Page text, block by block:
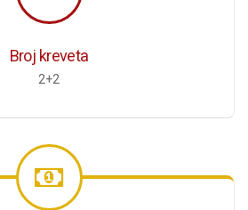
Broj kreveta
2+2